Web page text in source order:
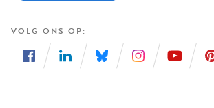
VOLG ONS OP
ons
ons
ons
ons
ons